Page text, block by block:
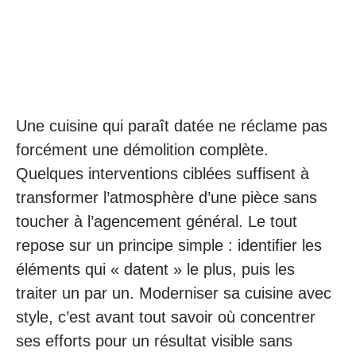
Une cuisine qui paraît datée ne réclame pas
forcément une démolition complète.
Quelques interventions ciblées suffisent à
transformer l’atmosphère d’une pièce sans
toucher à l’agencement général. Le tout
repose sur un principe simple : identifier les
éléments qui « datent » le plus, puis les
traiter un par un. Moderniser sa cuisine avec
style, c’est avant tout savoir où concentrer
ses efforts pour un résultat visible sans